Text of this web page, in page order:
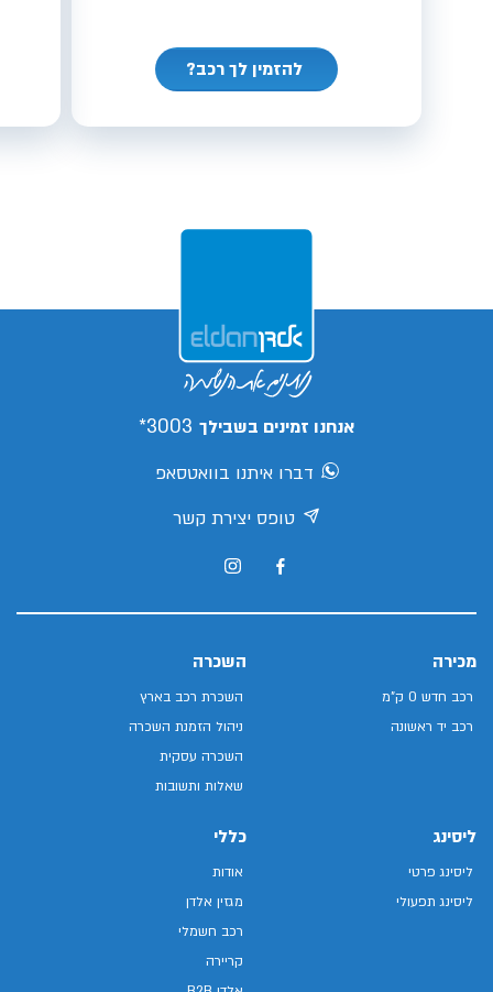
להזמין לך רכב?
אנחנו זמינים בשבילך 3003*
דברו איתנו בוואטסאפ
טופס יצירת קשר
מכירה
רכב חדש 0 ק"מ
רכב יד ראשונה
השכרה
השכרת רכב בארץ
ניהול הזמנת השכרה
השכרה עסקית
שאלות ותשובות
ליסינג
ליסינג פרטי
ליסינג תפעולי
כללי
אודות
מגזין אלדן
רכב חשמלי
קריירה